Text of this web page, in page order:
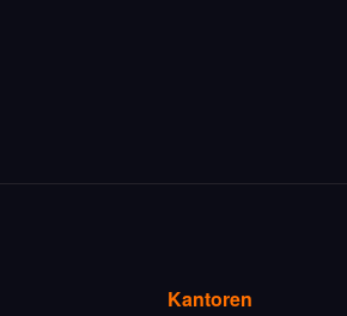
Kantoren